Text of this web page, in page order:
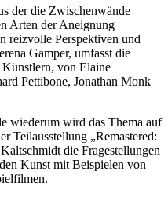
der die Zwischenwände
Arten der Aneignung
reizvolle Perspektiven und
Gamper, umfasst die
von Elaine
Pettibone, Jonathan Monk
wiederum wird das Thema auf
Teilausstellung „Remastered:
die Fragestellungen
Kunst mit Beispielen von